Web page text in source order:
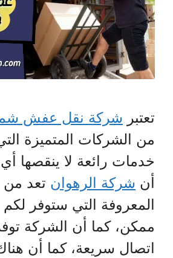
تعتبر شركة نقل عفش
من الشركات المتميزة
خدمات رائعة لا ينقصها
أن شركة الرهوان تعد
المعروفة التي ستوفر
ممكن، كما أن الشركة
اتصال سريعة، كما أن